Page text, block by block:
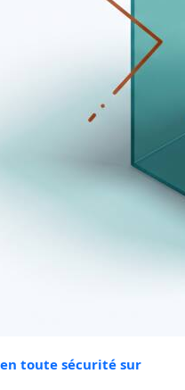
toute sécurité sur